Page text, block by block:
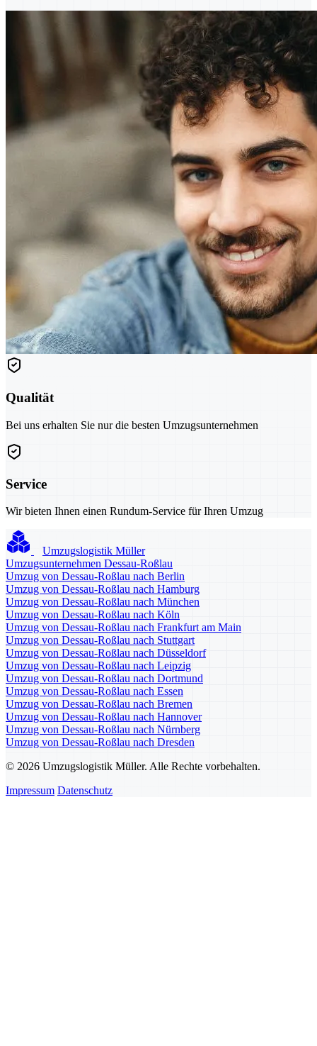
Qualität
Bei uns erhalten Sie nur die besten Umzugsunternehmen
Service
Wir bieten Ihnen einen Rundum-Service für Ihren Umzug
Umzugslogistik Müller
Umzugsunternehmen Dessau-Roßlau
Umzug von Dessau-Roßlau nach Berlin
Umzug von Dessau-Roßlau nach Hamburg
Umzug von Dessau-Roßlau nach München
Umzug von Dessau-Roßlau nach Köln
Umzug von Dessau-Roßlau nach Frankfurt am Main
Umzug von Dessau-Roßlau nach Stuttgart
Umzug von Dessau-Roßlau nach Düsseldorf
Umzug von Dessau-Roßlau nach Leipzig
Umzug von Dessau-Roßlau nach Dortmund
Umzug von Dessau-Roßlau nach Essen
Umzug von Dessau-Roßlau nach Bremen
Umzug von Dessau-Roßlau nach Hannover
Umzug von Dessau-Roßlau nach Nürnberg
Umzug von Dessau-Roßlau nach Dresden
© 2026 Umzugslogistik Müller. Alle Rechte vorbehalten.
Impressum Datenschutz